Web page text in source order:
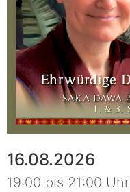
16.08.2026
19:00 bis 21:00 Uhr